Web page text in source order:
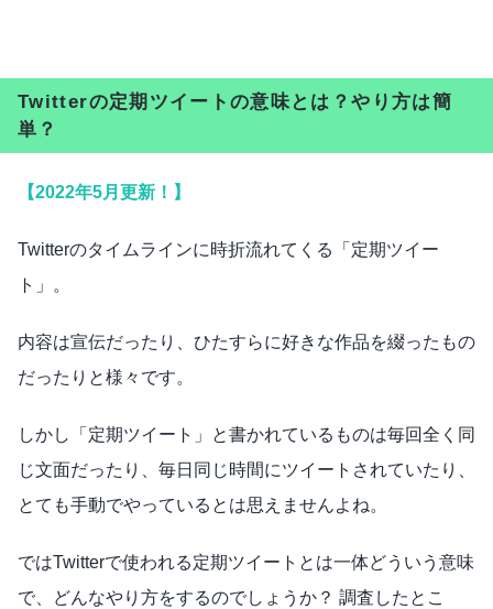
Twitterの定期ツイートの意味とは？やり方は簡
単？
【2022年5月更新！】
Twitterのタイムラインに時折流れてくる「定期ツイー
ト」。
内容は宣伝だったり、ひたすらに好きな作品を綴ったもの
だったりと様々です。
しかし「定期ツイート」と書かれているものは毎回全く同
じ文面だったり、毎日同じ時間にツイートされていたり、
とても手動でやっているとは思えませんよね。
ではTwitterで使われる定期ツイートとは一体どういう意味
で、どんなやり方をするのでしょうか？ 調査したとこ